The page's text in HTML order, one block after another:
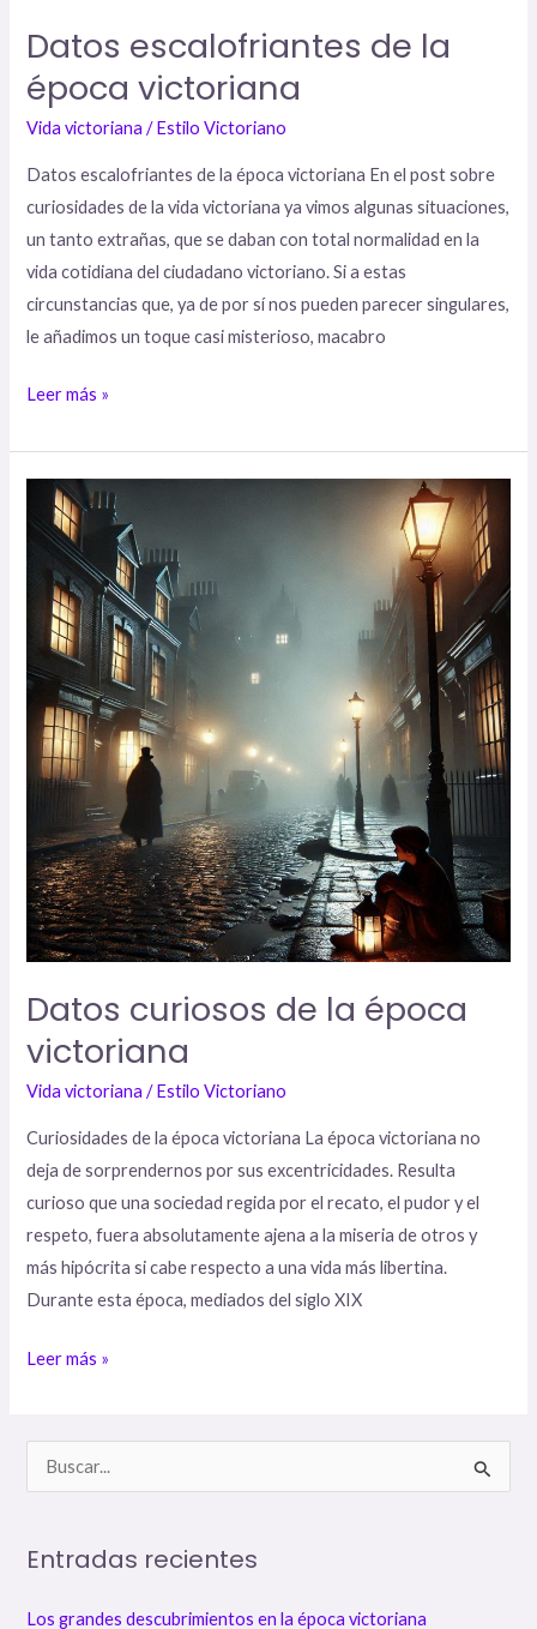
Datos escalofriantes de la
época victoriana
Vida victoriana /Estilo Victoriano
Datos escalofriantes de la época victoriana En el post sobre
curiosidades de la vida victoriana ya vimos algunas situaciones,
un tanto extrañas, que se daban con total normalidad en la
vida cotidiana del ciudadano victoriano. Si a estas
circunstancias que, ya de por sí nos pueden parecer singulares,
le añadimos un toque casi misterioso, macabro
Leer más »
Datos curiosos de la época
victoriana
Vida victoriana /Estilo Victoriano
Curiosidades de la época victoriana La época victoriana no
deja de sorprendernos por sus excentricidades. Resulta
curioso que una sociedad regida por el recato, el pudor y el
respeto, fuera absolutamente ajena a la miseria de otros y
más hipócrita si cabe respecto a una vida más libertina.
Durante esta época, mediados del siglo XIX
Datos
curiosos
época
victoriana
Leer más »
a
Entradas recientes
Los grandes descubrimientos en la época victoriana